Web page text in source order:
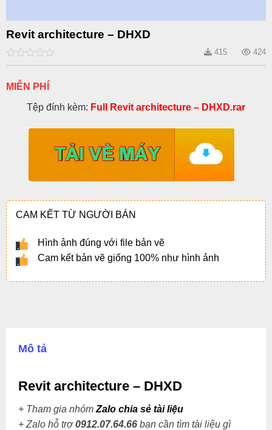
Revit architecture – DHXD
0
of
415 424
MIỄN PHÍ
Tệp đính kèm: Full Revit architecture – DHXD.rar
CAM KẾT TỪ NGƯỜI BÁN
Hình ảnh đúng với file bản vẽ
Cam kết bản vẽ giống 100% như hình ảnh
Mô tả
Revit architecture – DHXD
+ Tham gia nhóm Zalo chia sẻ tài liệu
+ Zalo hỗ trợ0912.07.64.66bạn cần tìm tài liệu gì